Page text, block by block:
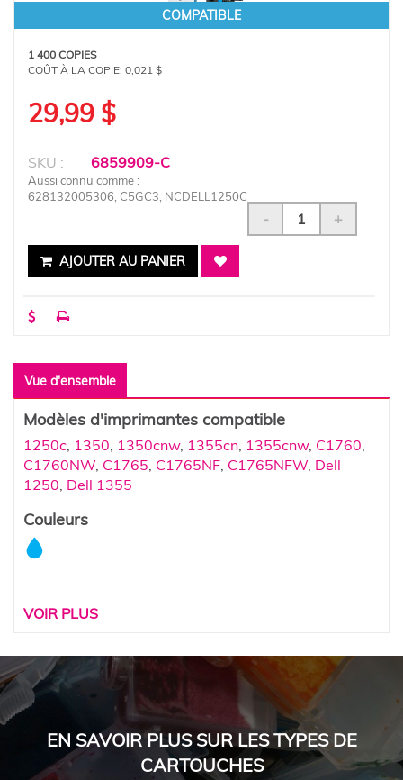
COMPATIBLE
1 400 COPIES
COÛT À LA COPIE: 0,021 $
29,99 $
SKU : 6859909-C
Aussi connu comme :
628132005306, C5GC3, NCDELL1250C
- +
AJOUTER AU PANIER
Vue d'ensemble
Modèles d'imprimantes compatible
1250c 1350 1350cnw, 1355cn 1355cnw, C1760
C1760NW C1765 C1765NF C1765NFW Dell
1250 Dell 1355
Couleurs
VOIR PLUS
EN SAVOIR PLUS SUR LES TYPES DE
CARTOUCHES